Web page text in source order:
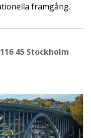
framgång.
45 Stockholm